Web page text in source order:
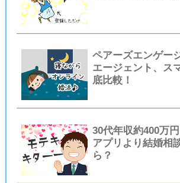
ペアーズエンゲー
エージェント、ス
底比較！
30代年収約400万
アプリより結婚相
ら？